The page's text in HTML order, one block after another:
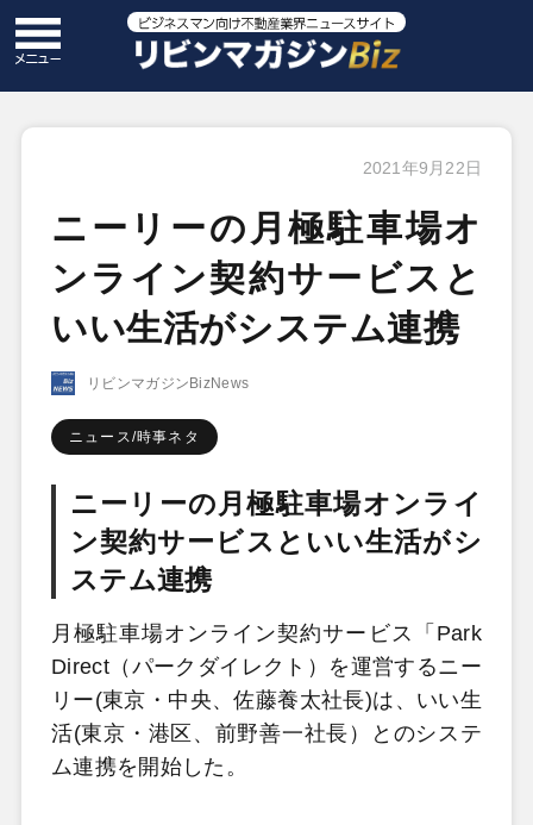
2021年9月22日
ニーリーの月極駐車場オ
ンライン契約サービスと
いい生活がシステム連携
リビンマガジンBizNews
ニュース/時事ネタ
ニーリーの月極駐車場オンライ
ン契約サービスといい生活がシ
ステム連携
月極駐車場オンライン契約サービス「Park
Direct（パークダイレクト）を運営するニー
リー(東京・中央、佐藤養太社長)は、いい生
活(東京・港区、前野善一社長）とのシステ
ム連携を開始した。